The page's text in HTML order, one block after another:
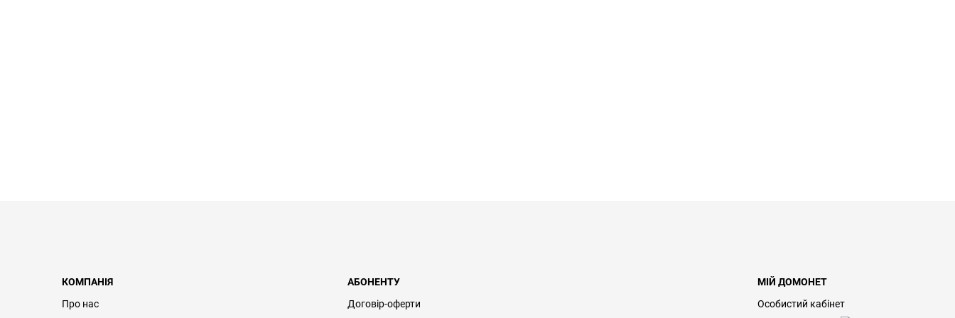
КОМПАНІЯ
Про нас
АБОНЕНТУ
Договір-оферти
МІЙ ДОМОНЕТ
Особистий кабінет